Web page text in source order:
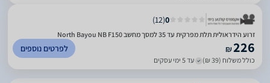
0
(
12
)
זרוע הידראולית תלת מפרקית עד 35 למסך מחשב North Bayou NB F150
₪226
כולל משלוח (39 ₪) עד 5 ימי עסקים
לפרטים נוספים